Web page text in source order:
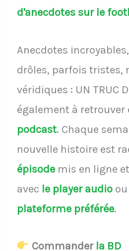
d'anecdotes sur le
Anecdotes
drôles, parfois tristes,
véridiques : UN TRUC
également à retrouver
podcast. Chaque
nouvelle histoire est
épisodemis en ligne
avec le player audio ou
plateforme préférée.
Commander la BD